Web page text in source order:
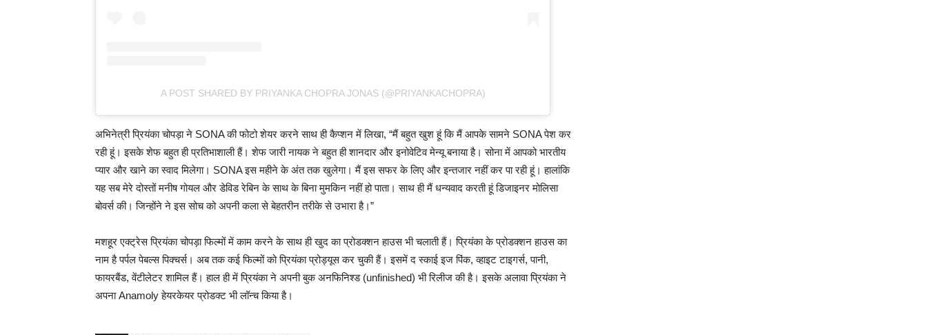
A POST SHARED BY PRIYANKA CHOPRA JONAS (@PRIYANKACHOPRA)
अभिनेत्री प्रियंका चोपड़ा ने SONA की फोटो शेयर करने साथ ही कैप्शन में लिखा, “मैं बहुत खुश हूं कि मैं आपके सामने SONA पेश कर
रही हूं। इसके शेफ बहुत ही प्रतिभाशाली हैं। शेफ जारी नायक ने बहुत ही शानदार और इनोवेटिव मेन्यू बनाया है। सोना में आपको भारतीय
प्यार और खाने का स्वाद मिलेगा। SONA इस महीने के अंत तक खुलेगा। मैं इस सफर के लिए और इन्तजार नहीं कर पा रही हूं। हालांकि
यह सब मेरे दोस्तों मनीष गोयल और डेविड रेबिन के साथ के बिना मुमकिन नहीं हो पाता। साथ ही मैं धन्यवाद करती हूं डिजाइनर मोलिसा
बोवर्स की। जिन्होंने ने इस सोच को अपनी कला से बेहतरीन तरीके से उभारा है।”
मशहूर एक्ट्रेस प्रियंका चोपड़ा फिल्मों में काम करने के साथ ही खुद का प्रोडक्शन हाउस भी चलाती हैं। प्रियंका के प्रोडक्शन हाउस का
नाम है पर्पल पेबल्स पिक्चर्स। अब तक कई फिल्मों को प्रियंका प्रोड्यूस कर चुकी हैं। इसमें द स्काई इज पिंक, व्हाइट टाइगर्स, पानी,
फायरबैंड, वेंटीलेटर शामिल हैं। हाल ही में प्रियंका ने अपनी बुक अनफिनिश्ड (unfinished) भी रिलीज की है। इसके अलावा प्रियंका ने
अपना Anamoly हेयरकेयर प्रोडक्ट भी लॉन्च किया है।